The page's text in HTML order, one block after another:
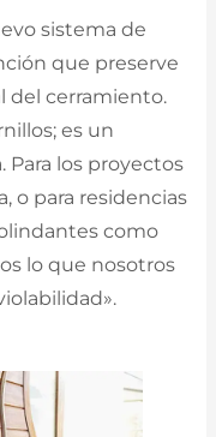
sistema de
que preserve
del cerramiento.
es un
Para los proyectos
o para residencias
como
lo que nosotros